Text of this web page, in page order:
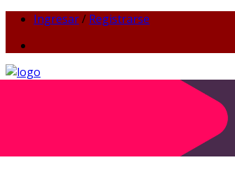
Ingresar/ Registrarse